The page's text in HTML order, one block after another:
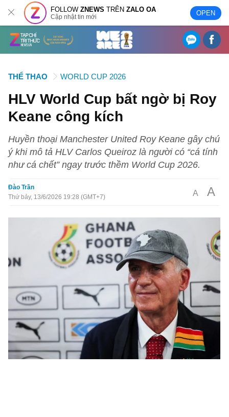
FOLLOWZNEWS TRÊNZALO OA
Cập nhật tin mới OPEN
THỂ THAO WORLD CUP 2026
HLV World Cup bất ngờ bị Roy
Keane công kích
Huyền thoại Manchester United Roy Keane gây chú
ý khi mô tả HLV Carlos Queiroz là người có “cá tính
như cá chết” ngay trước thềm World Cup 2026.
Đào Trần
Thứ bảy, 13/6/2026 19:28 (GMT+7)
A A